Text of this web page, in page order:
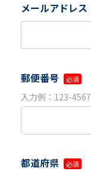
メールアドレス
郵便番号
入力例：123-4567
都道府県